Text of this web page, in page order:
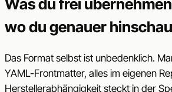
Was du frei
wo du genauer
Das Format selbst ist unbedenklich.
YAML-Frontmatter, alles im eigenen
Herstellerabhängigkeit steckt in der